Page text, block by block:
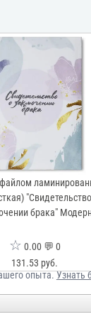
брака" Модерн
☆ 0.00 💬 0
131.53 руб.
опыта.Узнать